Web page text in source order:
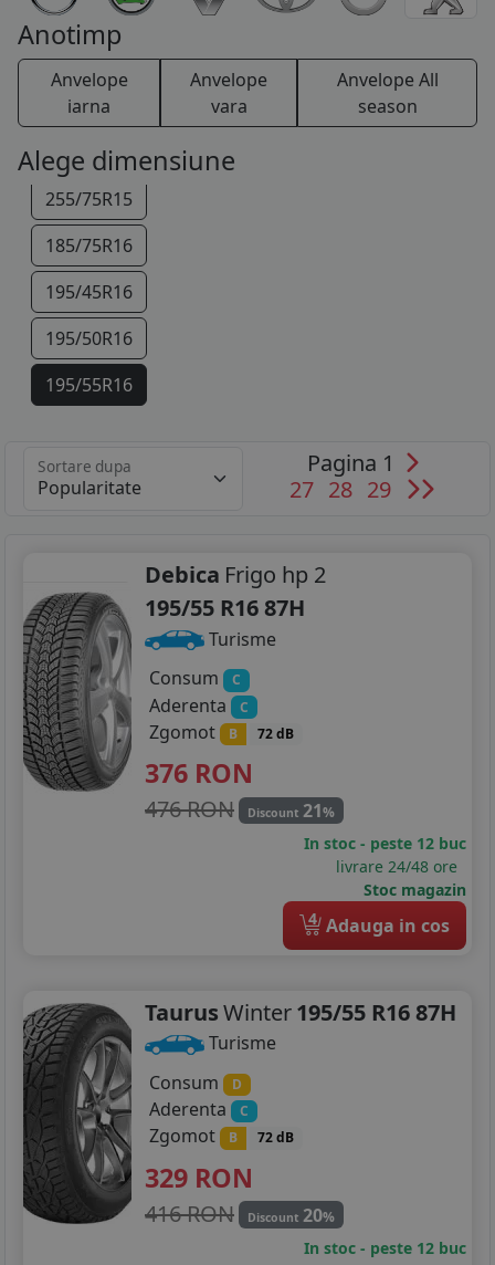
TRAVELLER
Anotimp
Anvelope
iarna
Anvelope
vara
Anvelope All
season
Alege dimensiune
205/70R15
215/65R15
215/70R15
225/70R15
255/75R15
185/75R16
195/45R16
195/50R16
195/55R16
195/75R16
205/55R16
205/60R16
205/75R16
215/55R16
225/75R16
205/40R17
205/45R17
205/50R17
215/50R17
Sortare dupa
Pagina 1
27 28 29
Debica Frigo hp 2
195/55 R16 87H
Turisme
Consum
C
Aderenta C
Zgomot B 72 dB
376 RON
476 RON Discount 21%
In stoc - peste 12 buc
livrare 24/48 ore
Stoc magazin
4 Adauga in cos
TaurusWinter195/55 R16 87H
Turisme
Consum
D
Aderenta C
Zgomot B 72 dB
329 RON
416 RON Discount 20%
In stoc - peste 12 buc